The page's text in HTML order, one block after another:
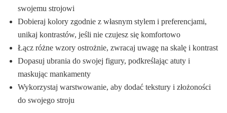
swojemu strojowi
Dobieraj kolory zgodnie z własnym stylem i preferencjami,
unikaj kontrastów, jeśli nie czujesz się komfortowo
Łącz różne wzory ostrożnie, zwracaj uwagę na skalę i kontrast
Dopasuj ubrania do swojej figury, podkreślając atuty i
maskując mankamenty
Wykorzystaj warstwowanie, aby dodać tekstury i złożoności
do swojego stroju